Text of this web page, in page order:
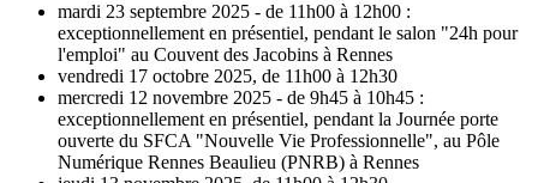
mardi 23 septembre 2025 - de 11h00 à 12h00 :
exceptionnellement en présentiel, pendant le salon "24h pour
l'emploi" au Couvent des Jacobins à Rennes
vendredi 17 octobre 2025, de 11h00 à 12h30
mercredi 12 novembre 2025 - de 9h45 à 10h45 :
exceptionnellement en présentiel, pendant la Journée porte
ouverte du SFCA "Nouvelle Vie Professionnelle", au Pôle
Numérique Rennes Beaulieu (PNRB) à Rennes